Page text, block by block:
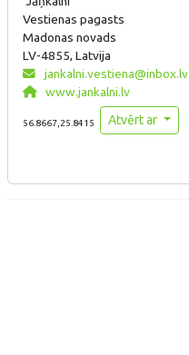
Vestienas pagasts
Madonas novads
LV-4855, Latvija
jankalni.vestiena@inbox.lv
www.jankalni.lv
56.8667,25.8415 Atvērt ar